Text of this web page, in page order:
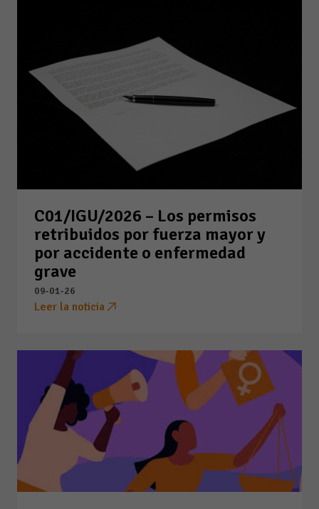
C01/IGU/2026 – Los permisos
retribuidos por fuerza mayor y
por accidente o enfermedad
grave
09-01-26
Leer la noticia